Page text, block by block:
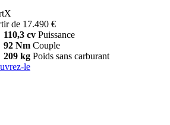
de 17.490 €
110,3 cv Puissance
92 Nm Couple
209 kg Poids sans carburant
le